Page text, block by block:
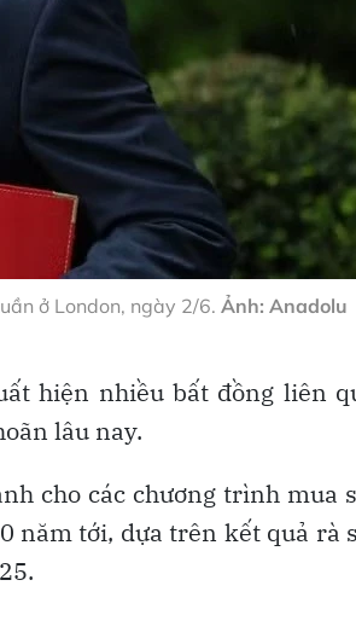
ở London, ngày 2/6. Ảnh: Anadolu
hiện nhiều bất đồng liên
lâu nay.
cho các chương trình mua
năm tới, dựa trên kết quả rà